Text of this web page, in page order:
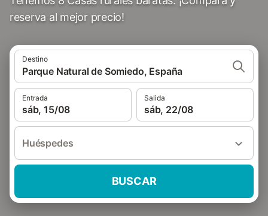
reserva al mejor precio!
Destino
Parque Natural de Somiedo, España
Entrada
sáb, 15/08
Salida
sáb, 22/08
Huéspedes
BUSCAR